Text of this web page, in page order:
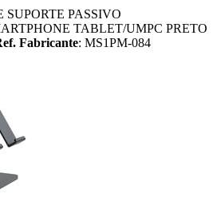
SUPORTE PASSIVO
TABLET/UMPC PRETO
Fabricante: MS1PM-084